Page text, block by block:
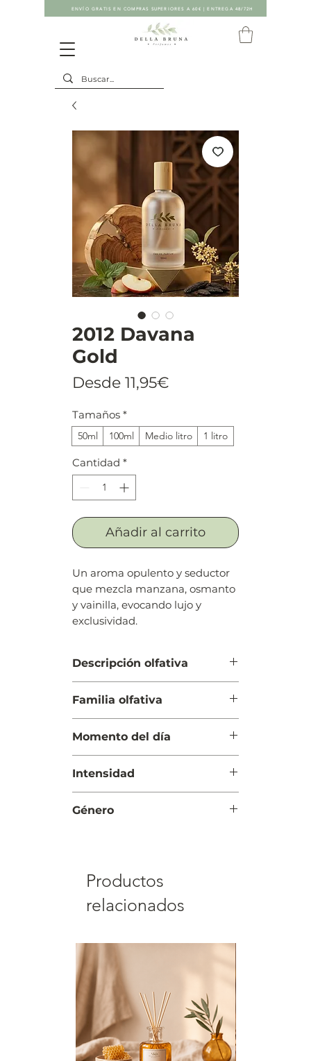
ENVÍO GRATIS EN COMPRAS SUPERIORES A 60€ | ENTREGA 48/72H
2012 Davana
Gold
Desde 11,95€
Tamaños *
50ml 100ml Medio litro 1 litro
Cantidad *
Añadir al carrito
Un aroma opulento y seductor
que mezcla manzana, osmanto
y vainilla, evocando lujo y
exclusividad.
Descripción olfativa
Cuerpo: Rosa de Damasco,
osmanto y cedro
Fondo: Vainilla, haba tonka y
Familia olfativa
Momento del día
Intensidad
Género
Productos
relacionados